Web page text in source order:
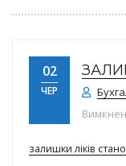
02
ЧЕР
залишки ліків